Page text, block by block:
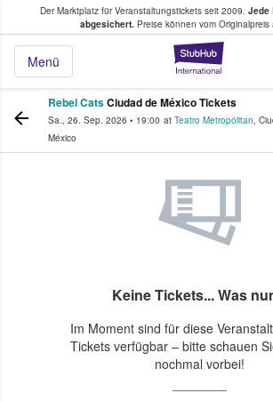
Der Marktplatz für Veranstaltungstickets seit 2009. Jede
abgesichert.Preise können vom Originalpreis
Menü
Tickets kaufen &
Rebel CatsCiudad de México Tickets
Sa., 26. Sep. 2026 • 19:00 at Teatro Metropólitan,
México
Keine Tickets... Was
Im Moment sind für diese
Tickets verfügbar – bitte schauen
nochmal vorbei!